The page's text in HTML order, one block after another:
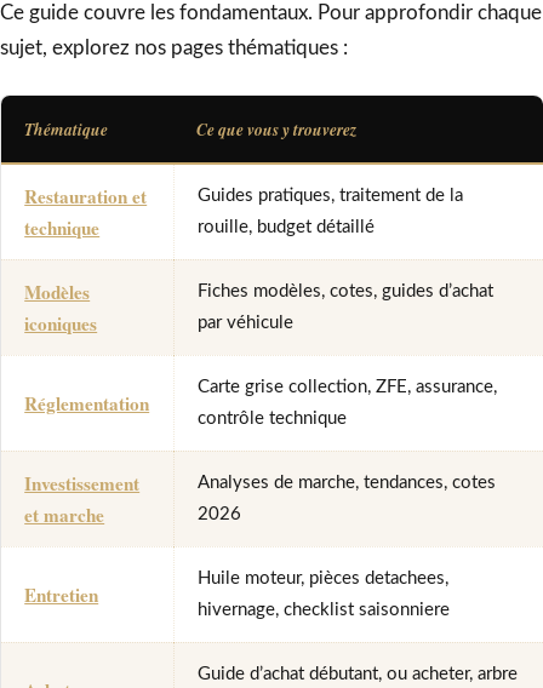
Ce guide couvre les fondamentaux. Pour approfondir chaque
sujet, explorez nos pages thématiques :
Thématique Ce que vous y trouverez
Restauration et
technique
Guides pratiques, traitement de la
rouille, budget détaillé
Modèles
iconiques
Fiches modèles, cotes, guides d’achat
par véhicule
Réglementation
Carte grise collection, ZFE, assurance,
contrôle technique
Investissement
et marche
Analyses de marche, tendances, cotes
2026
Entretien
Huile moteur, pièces detachees,
hivernage, checklist saisonniere
Guide d’achat débutant, ou acheter, arbre